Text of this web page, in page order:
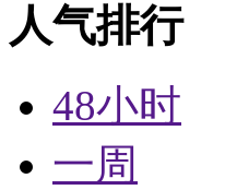
人气排行
48小时
一周